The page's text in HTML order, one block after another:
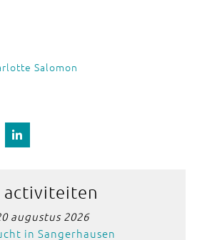
Salomon
activiteiten
augustus 2026
in Sangerhausen